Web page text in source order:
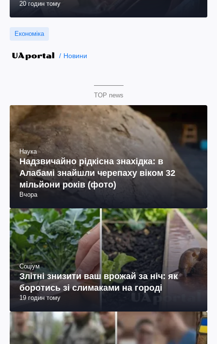
20 годин тому
Економіка
Новини
TOP news
Наука
Надзвичайно рідкісна знахідка: в
Алабамі знайшли черепаху віком 32
мільйони років (фото)
Вчора
Соціум
Злітні знизити ваш врожай за ніч: як
боротись зі слимаками на городі
19 годин тому